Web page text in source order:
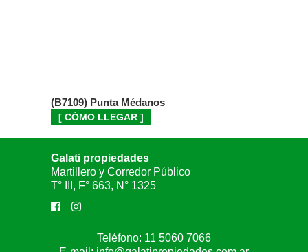
(B7109) Punta Médanos
[ CÓMO LLEGAR ]
Galati propiedades
Martillero y Corredor Público
T° III, F° 663, N° 1325
Teléfono: 11 5060 7066